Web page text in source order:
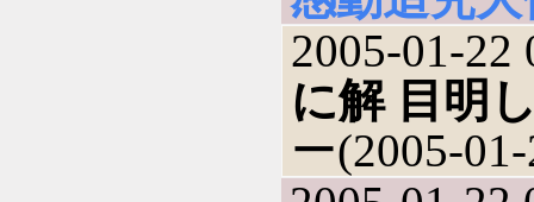
2005-01-22
に解 目明
ー(2005-